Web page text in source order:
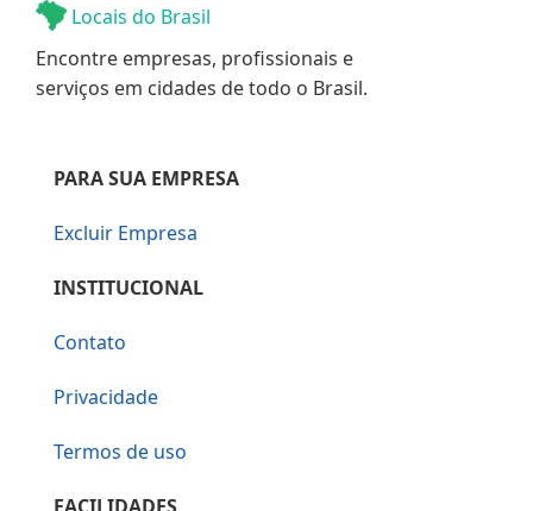
Locais do Brasil
Encontre empresas, profissionais e
serviços em cidades de todo o Brasil.
PARA SUA EMPRESA
Excluir Empresa
INSTITUCIONAL
Contato
Privacidade
Termos de uso